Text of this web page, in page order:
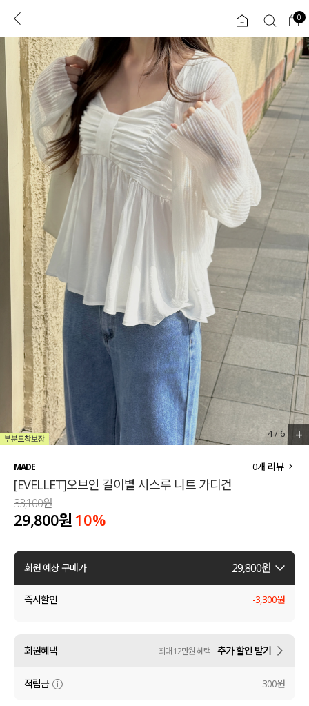
로그인 0
ENG
TW
JP
콘텐츠 리뷰 & 혜택 플러스핏 회원혜택 입
CATEGORY COMMUNITY
도착보장⚡
인플루언서 pick!
신상 5%
베스트
MADE
세트할인 ~30%
하객룩
살안타템
110사이즈
티셔츠
팬츠
셔츠
원피스
액티브
아우터
ALL
익스클루시브
니트
블라우스
원피스
팬츠
스커트
언더웨어
0
4/6 +
MADE
[EVELLET]오브인 길이별 시스루 니트 가디건
0개 리뷰
33,100원
29,800원 10%
회원 예상 구매가 29,800원
즉시할인 -3,300원
회원혜택 최대 12만원 혜택 추가 할인 받기
적립금 300원